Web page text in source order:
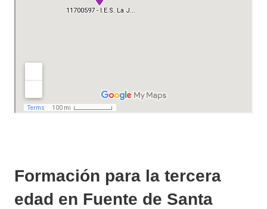
Formación para la tercera
edad en Fuente de Santa